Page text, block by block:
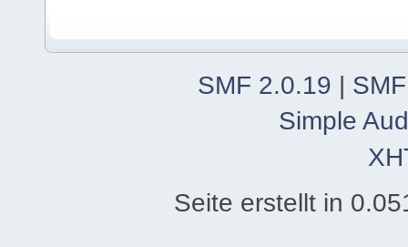
SMF 2.0.19 |
Simple
Seite erstellt in